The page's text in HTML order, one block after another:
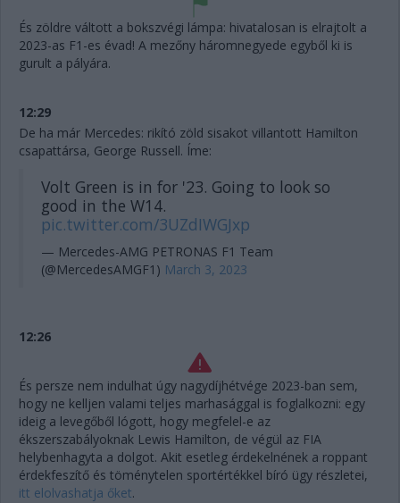
És zöldre váltott a bokszvégi lámpa: hivatalosan is elrajtolt a
2023-as F1-es évad! A mezőny háromnegyede egyből ki is
gurult a pályára.
12:29
De ha már Mercedes: rikító zöld sisakot villantott Hamilton
csapattársa, George Russell. Íme:
Volt Green is in for '23. Going to look so
good in the W14.
pic.twitter.com/3UZdIWGJxp
— Mercedes-AMG PETRONAS F1 Team
(@MercedesAMGF1) March 3, 2023
12:26
És persze nem indulhat úgy nagydíjhétvége 2023-ban sem,
hogy ne kelljen valami teljes marhasággal is foglalkozni: egy
ideig a levegőből lógott, hogy megfelel-e az
ékszerszabályoknak Lewis Hamilton, de végül az FIA
helybenhagyta a dolgot. Akit esetleg érdekelnének a roppant
érdekfeszítő és töménytelen sportértékkel bíró ügy részletei,
itt elolvashatja őket.